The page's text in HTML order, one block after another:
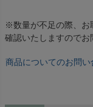
※数量が不足の際、お
確認いたしますのでお
商品についてのお問い